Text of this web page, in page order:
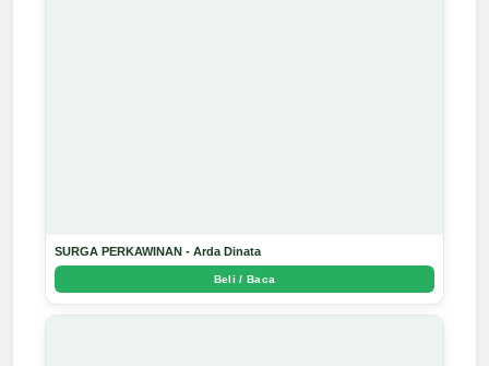
SURGA PERKAWINAN - Arda Dinata
Beli / Baca